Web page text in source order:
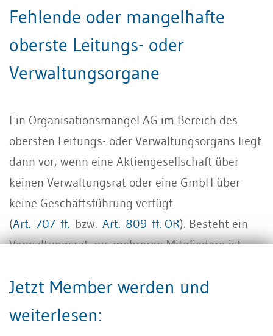
Fehlende oder mangelhafte
oberste Leitungs- oder
Verwaltungsorgane
Ein Organisationsmangel AG im Bereich des
obersten Leitungs- oder Verwaltungsorgans liegt
dann vor, wenn eine Aktiengesellschaft über
keinen Verwaltungsrat oder eine GmbH über
keine Geschäftsführung verfügt
(Art. 707 ff. bzw. Art. 809 ff. OR). Besteht ein
Verwaltungsrat aus mehreren Mitgliedern ist
OR). Ebenso ist bei der GmbH bei mehreren
Geschäftsführern ein Vorsitzender zu ernennen
Jetzt Member werden und
weiterlesen: